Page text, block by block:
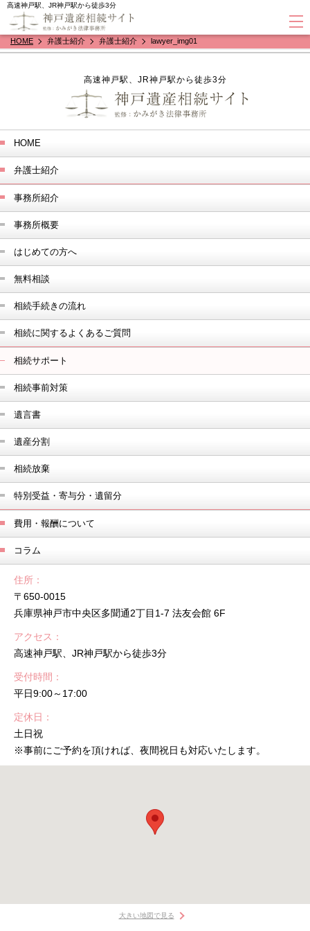
高速神戸駅、JR神戸駅から徒歩3分
HOME 弁護士紹介 弁護士紹介 lawyer_img01
高速神戸駅、JR神戸駅から徒歩3分
HOME
弁護士紹介
事務所紹介
事務所概要
はじめての方へ
無料相談
相続手続きの流れ
相続に関するよくあるご質問
相続サポート
相続事前対策
遺言書
遺産分割
相続放棄
特別受益・寄与分・遺留分
費用・報酬について
コラム
住所
〒650-0015
兵庫県神戸市中央区多聞通2丁目1-7 法友会館 6F
アクセス
高速神戸駅、JR神戸駅から徒歩3分
受付時間
平日9:00～17:00
定休日
土日祝
※事前にご予約を頂ければ、夜間祝日も対応いたします。
大きい地図で見る